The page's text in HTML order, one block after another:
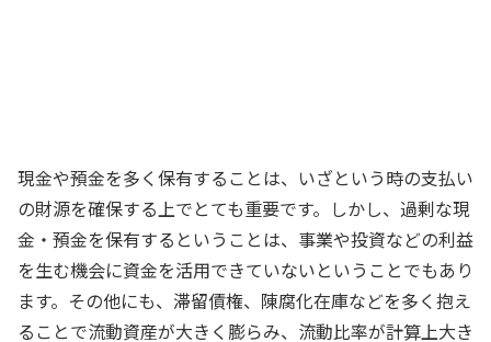
現金や預金を多く保有することは、いざという時の支払い
の財源を確保する上でとても重要です。しかし、過剰な現
金・預金を保有するということは、事業や投資などの利益
を生む機会に資金を活用できていないということでもあり
ます。その他にも、滞留債権、陳腐化在庫などを多く抱え
ることで流動資産が大きく膨らみ、流動比率が計算上大き